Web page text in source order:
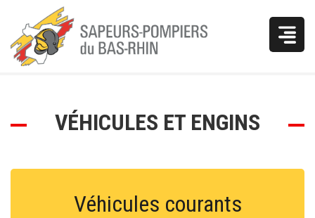
êtes
VÉHICULES ET ENGINS
Véhicules courants